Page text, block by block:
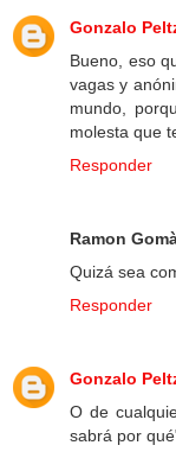
Gonzalo
Bueno, eso
vagas y
mundo,
molesta que
Responder
Ramon
Quizá sea
Responder
Gonzalo
O de
sabrá por